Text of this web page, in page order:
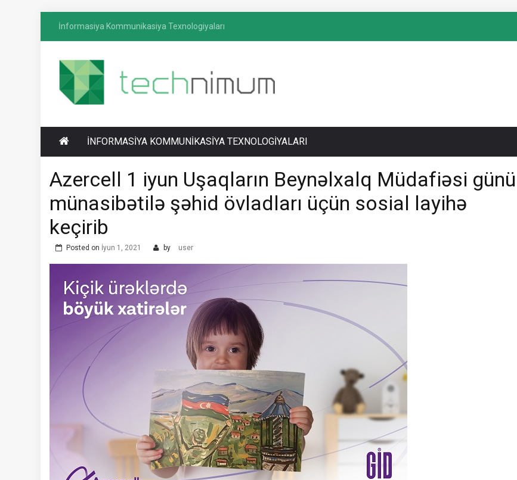
İnformasiya Kommunikasiya Texnologiyaları
TECHNIMUM
İnformasiya-kommunikasiya texnologiyaları
üzrə media platforması
İNFORMASIYA KOMMUNIKASIYA TEXNOLOGIYALARI
Azercell 1 iyun Uşaqların Beynəlxalq Müdafiəsi günü
münasibətilə şəhid övladları üçün sosial layihə
keçirib
Posted on İyun 1, 2021 by user